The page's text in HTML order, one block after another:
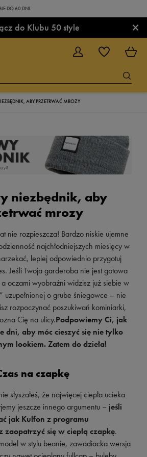
DO 60 DNI.
do Klubu 50 style ×
ABY PRZETRWAĆ MROZY
niezbędnik, aby
mrozy
nie rozpieszcza! Bardzo niskie ujemne
najchłodniejszych miesięcy w
lepiej odpowiednio przygotuj
Jeśli Twoja garderoba nie jest gotowa
oczami wyobraźni widzisz już siebie w
uzupełnionej o grube śniegowce – nie
rozpoczynać poszukiwań kominiarki,
Cię na ulicy.Podpowiemy Ci, jak
dni, aby móc cieszyć się nie tylko
lookiem. Zatem do dzieła!
na czapkę
słyszałeś, że najwięcej ciepła ucieka
jeszcze innego argumentu – jeśli
jak Kulfon z programu
zaopatrzyć się w ciepłą czapkę.
w stylu beanie, zawadiacka wersja